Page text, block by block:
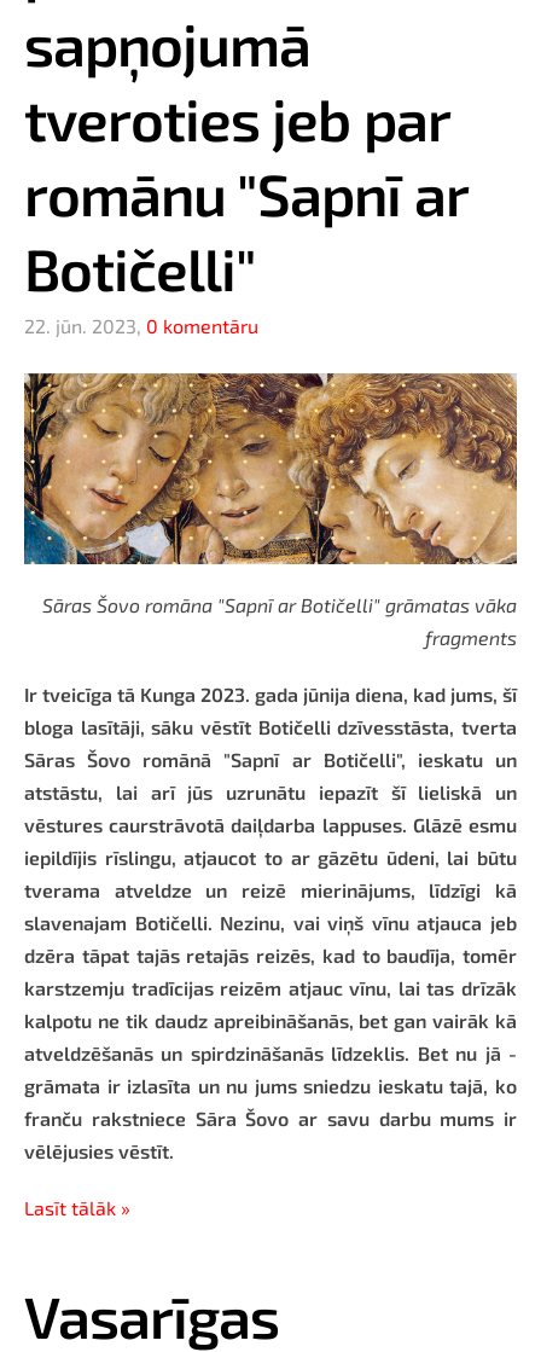
sapņojumā
tveroties jeb par
romānu "Sapnī ar
Botičelli"
22. jūn. 2023, 0 komentāru
Sāras Šovo romāna "Sapnī ar Botičelli" grāmatas vāka
fragments
Ir tveicīga tā Kunga 2023. gada jūnija diena, kad jums, šī
bloga lasītāji, sāku vēstīt Botičelli dzīvesstāsta, tverta
Sāras Šovo romānā "Sapnī ar Botičelli", ieskatu un
atstāstu, lai arī jūs uzrunātu iepazīt šī lieliskā un
vēstures caurstrāvotā daiļdarba lappuses. Glāzē esmu
iepildījis rīslingu, atjaucot to ar gāzētu ūdeni, lai būtu
tverama atveldze un reizē mierinājums, līdzīgi kā
slavenajam Botičelli. Nezinu, vai viņš vīnu atjauca jeb
dzēra tāpat tajās retajās reizēs, kad to baudīja, tomēr
karstzemju tradīcijas reizēm atjauc vīnu, lai tas drīzāk
kalpotu ne tik daudz apreibināšanās, bet gan vairāk kā
atveldzēšanās un spirdzināšanās līdzeklis. Bet nu jā -
grāmata ir izlasīta un nu jums sniedzu ieskatu tajā, ko
franču rakstniece Sāra Šovo ar savu darbu mums ir
vēlējusies vēstīt.
Lasīt tālāk »
Vasarīgas